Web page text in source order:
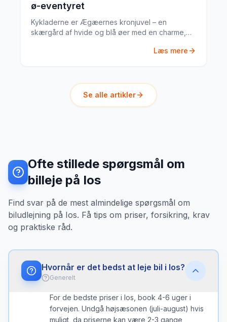
ø-eventyret
Kykladerne er Ægæernes kronjuvel – en
skærgård af hvide og blå øer med en charme,
Jensen guider dig til den bedste øhop-rute.
Læs mere
Se alle artikler
Ofte stillede spørgsmål om
billeje på Ios
Find svar på de mest almindelige spørgsmål om
biludlejning på Ios. Få tips om priser, forsikring, krav
og praktiske råd.
Hvornår er det bedst at leje bil i Ios?
Generelt
For de bedste priser i Ios, book 4-6 uger i
forvejen. Undgå højsæsonen (juli-august) hvis
muligt, da priserne kan være 2-3 gange